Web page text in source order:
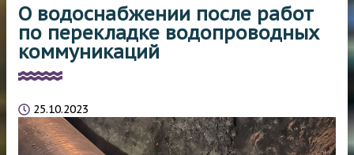
О водоснабжении после работ
по перекладке водопроводных
коммуникаций
25.10.2023